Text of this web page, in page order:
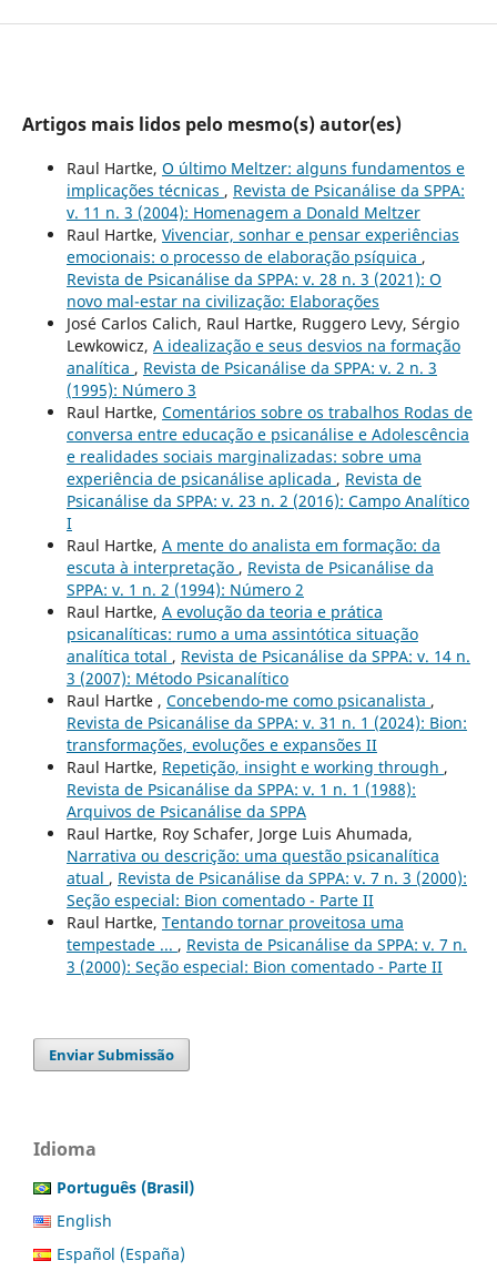
Artigos mais lidos pelo mesmo(s) autor(es)
Raul Hartke, O último Meltzer: alguns fundamentos e
implicações técnicas , Revista de Psicanálise da SPPA:
v. 11 n. 3 (2004): Homenagem a Donald Meltzer
Raul Hartke, Vivenciar, sonhar e pensar experiências
emocionais: o processo de elaboração psíquica ,
Revista de Psicanálise da SPPA: v. 28 n. 3 (2021): O
novo mal-estar na civilização: Elaborações
José Carlos Calich, Raul Hartke, Ruggero Levy, Sérgio
Lewkowicz, A idealização e seus desvios na formação
analítica , Revista de Psicanálise da SPPA: v. 2 n. 3
(1995): Número 3
Raul Hartke, Comentários sobre os trabalhos Rodas de
conversa entre educação e psicanálise e Adolescência
e realidades sociais marginalizadas: sobre uma
experiência de psicanálise aplicada , Revista de
Psicanálise da SPPA: v. 23 n. 2 (2016): Campo Analítico
I
Raul Hartke, A mente do analista em formação: da
escuta à interpretação , Revista de Psicanálise da
SPPA: v. 1 n. 2 (1994): Número 2
Raul Hartke, A evolução da teoria e prática
psicanalíticas: rumo a uma assintótica situação
analítica total , Revista de Psicanálise da SPPA: v. 14 n.
3 (2007): Método Psicanalítico
Raul Hartke , Concebendo-me como psicanalista ,
Revista de Psicanálise da SPPA: v. 31 n. 1 (2024): Bion:
transformações, evoluções e expansões II
Raul Hartke, Repetição, insight e working through ,
Revista de Psicanálise da SPPA: v. 1 n. 1 (1988):
Arquivos de Psicanálise da SPPA
Raul Hartke, Roy Schafer, Jorge Luis Ahumada,
Narrativa ou descrição: uma questão psicanalítica
atual , Revista de Psicanálise da SPPA: v. 7 n. 3 (2000):
Seção especial: Bion comentado - Parte II
Raul Hartke, Tentando tornar proveitosa uma
tempestade ... , Revista de Psicanálise da SPPA: v. 7 n.
3 (2000): Seção especial: Bion comentado - Parte II
Enviar Submissão
Idioma
Português (Brasil)
English
Español (España)